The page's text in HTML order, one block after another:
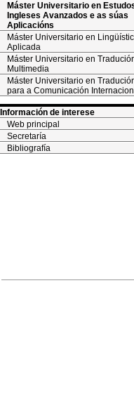
Máster Universitario en
Ingleses Avanzados e as súas
Aplicacións
Máster Universitario en
Aplicada
Máster Universitario en
Multimedia
Máster Universitario en
para a Comunicación
Información de interese
Web principal
Secretaría
Bibliografía